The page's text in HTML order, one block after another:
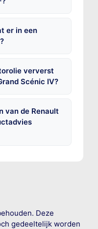
er in een
ververst
Scénic IV?
van de Renault
Deze
gedeeltelijk worden